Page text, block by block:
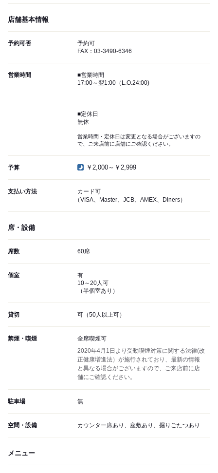
店舗基本情報
予約可否
予約可
FAX：03-3490-6346
営業時間
■営業時間
17:00～翌1:00（L.O.24:00)
■定休日
無休
営業時間・定休日は変更となる場合がございますの
で、ご来店前に店舗にご確認ください。
予算 ￥2,000～￥2,999
支払い方法
カード可
（VISA、Master、JCB、AMEX、Diners）
席・設備
席数 60席
個室
有
10～20人可
（半個室あり）
貸切 可（50人以上可）
禁煙・喫煙
全席喫煙可
2020年4月1日より受動喫煙対策に関する法律(改
正健康増進法）が施行されており、最新の情報
と異なる場合がございますので、ご来店前に店
舗にご確認ください。
駐車場 無
空間・設備 カウンター席あり、座敷あり、掘りごたつあり
メニュー